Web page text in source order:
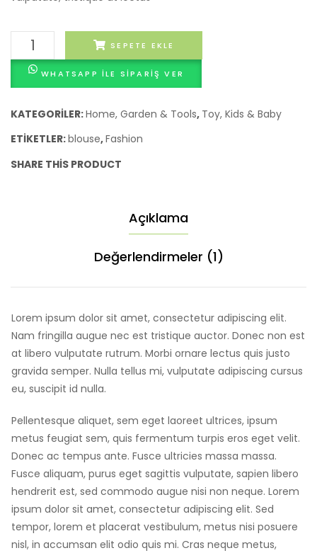
Vulputate
justo
adet
SEPETE EKLE
WHATSAPP ILE SIPARIŞ VER
KATEGORILER:Home, Garden & Tools, Toy, Kids & Baby
ETIKETLER:blouse,Fashion
SHARE THIS PRODUCT
Açıklama
Değerlendirmeler (1)
Lorem ipsum dolor sit amet, consectetur adipiscing elit.
Nam fringilla augue nec est tristique auctor. Donec non est
at libero vulputate rutrum. Morbi ornare lectus quis justo
gravida semper. Nulla tellus mi, vulputate adipiscing cursus
eu, suscipit id nulla.
Pellentesque aliquet, sem eget laoreet ultrices, ipsum
metus feugiat sem, quis fermentum turpis eros eget velit.
Donec ac tempus ante. Fusce ultricies massa massa.
Fusce aliquam, purus eget sagittis vulputate, sapien libero
hendrerit est, sed commodo augue nisi non neque. Lorem
ipsum dolor sit amet, consectetur adipiscing elit. Sed
tempor, lorem et placerat vestibulum, metus nisi posuere
nisl, in accumsan elit odio quis mi. Cras neque metus,